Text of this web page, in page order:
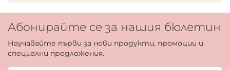
Абонирайте се за нашия бюлетин
Научавайте първи за нови продукти, промоции и
специални предложения.